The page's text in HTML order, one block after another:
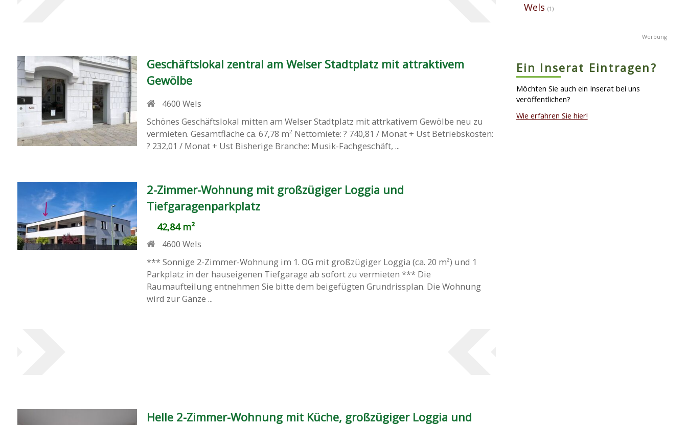
Geschäftslokal zentral am Welser Stadtplatz mit attraktivem
Gewölbe
4600 Wels
Schönes Geschäftslokal mitten am Welser Stadtplatz mit attrkativem Gewölbe neu zu
vermieten. Gesamtfläche ca. 67,78 m² Nettomiete: ? 740,81 / Monat + Ust Betriebskosten:
? 232,01 / Monat + Ust Bisherige Branche: Musik-Fachgeschäft, ...
2-Zimmer-Wohnung mit großzügiger Loggia und
Tiefgaragenparkplatz
42,84 m²
4600 Wels
*** Sonnige 2-Zimmer-Wohnung im 1. OG mit großzügiger Loggia (ca. 20 m²) und 1
Parkplatz in der hauseigenen Tiefgarage ab sofort zu vermieten *** Die
Raumaufteilung entnehmen Sie bitte dem beigefügten Grundrissplan. Die Wohnung
wird zur Gänze ...
Helle 2-Zimmer-Wohnung mit Küche, großzügiger Loggia und
Wels (1)
Ein Inserat Eintragen?
Möchten Sie auch ein Inserat bei uns
veröffentlichen?
Wie erfahren Sie hier!